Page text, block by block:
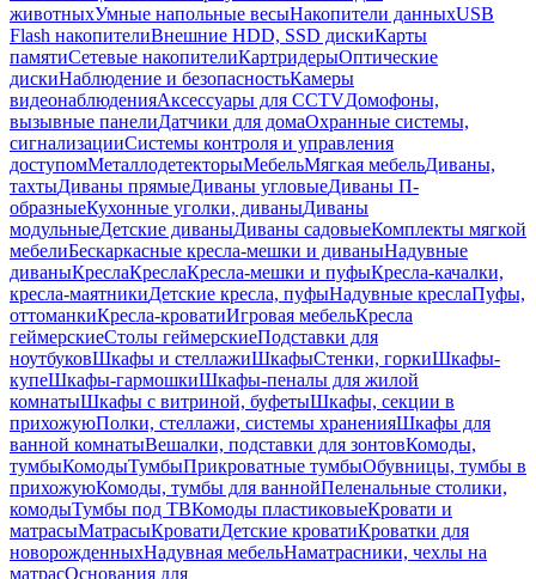
животныхУмные напольные весыНакопители данныхUSB
Flash накопителиВнешние HDD, SSD дискиКарты
памятиСетевые накопителиКартридерыОптические
дискиНаблюдение и безопасностьКамеры
видеонаблюденияАксессуары для CCTVДомофоны,
вызывные панелиДатчики для домаОхранные системы,
сигнализацииСистемы контроля и управления
доступомМеталлодетекторыМебельМягкая мебельДиваны,
тахтыДиваны прямыеДиваны угловыеДиваны П-
образныеКухонные уголки, диваныДиваны
модульныеДетские диваныДиваны садовыеКомплекты мягкой
мебелиБескаркасные кресла-мешки и диваныНадувные
диваныКреслаКреслаКресла-мешки и пуфыКресла-качалки,
кресла-маятникиДетские кресла, пуфыНадувные креслаПуфы,
оттоманкиКресла-кроватиИгровая мебельКресла
геймерскиеСтолы геймерскиеПодставки для
ноутбуковШкафы и стеллажиШкафыСтенки, горкиШкафы-
купеШкафы-гармошкиШкафы-пеналы для жилой
комнатыШкафы с витриной, буфетыШкафы, секции в
прихожуюПолки, стеллажи, системы храненияШкафы для
ванной комнатыВешалки, подставки для зонтовКомоды,
тумбыКомодыТумбыПрикроватные тумбыОбувницы, тумбы в
прихожуюКомоды, тумбы для ваннойПеленальные столики,
комодыТумбы под ТВКомоды пластиковыеКровати и
матрасыМатрасыКроватиДетские кроватиКроватки для
новорожденныхНадувная мебельНаматрасники, чехлы на
матрасОснования для